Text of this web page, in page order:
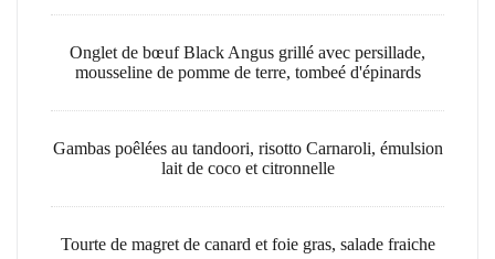
Onglet de bœuf Black Angus grillé avec persillade,
mousseline de pomme de terre, tombeé d'épinards
Gambas poêlées au tandoori, risotto Carnaroli, émulsion
lait de coco et citronnelle
Tourte de magret de canard et foie gras, salade fraiche